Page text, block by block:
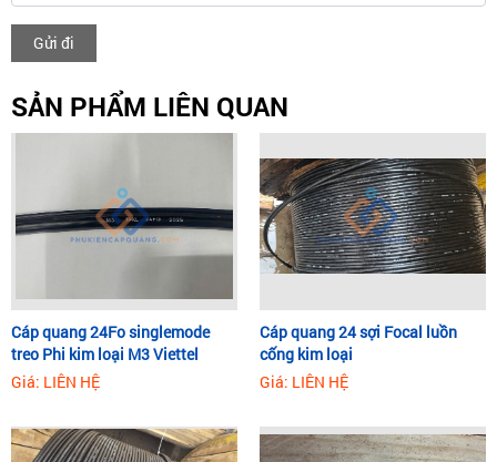
Gửi đi
SẢN PHẨM LIÊN QUAN
Cáp quang 24Fo singlemode
treo Phi kim loại M3 Viettel
Giá: LIÊN HỆ
Cáp quang 24 sợi Focal luồn
cống kim loại
Giá: LIÊN HỆ